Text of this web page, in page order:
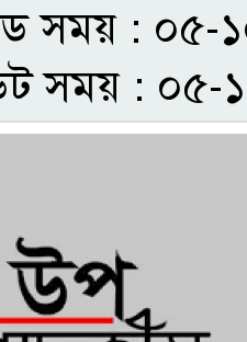
: ০৫-
সময় : ০৫-